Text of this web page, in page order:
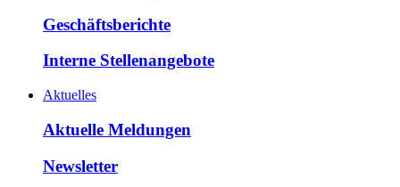
Geschäftsberichte
Interne Stellenangebote
Aktuelles
Aktuelle Meldungen
Newsletter